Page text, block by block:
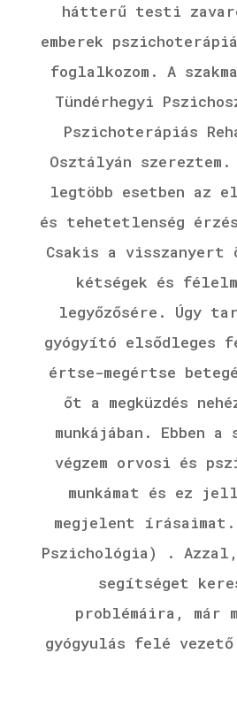
hátterű testi
emberek
foglalkozom. A
Tündérhegyi
Pszichoterápiás
Osztályán szereztem.
legtöbb esetben az
és tehetetlenség
Csakis a visszanyert
kétségek és
legyőzősére. Úgy
gyógyító elsődleges
értse-megértse
őt a megküzdés
munkájában. Ebben a
végzem orvosi és
munkámat és ez
megjelent írásaimat.
Pszichológia) . Azzal,
segítséget
problémáira, már
gyógyulás felé